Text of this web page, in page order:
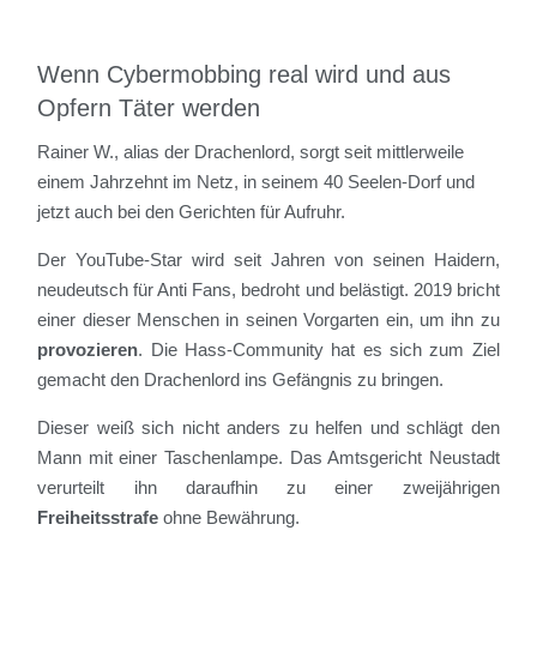
Wenn Cybermobbing real wird und aus
Opfern Täter werden
Rainer W., alias der Drachenlord, sorgt seit mittlerweile
einem Jahrzehnt im Netz, in seinem 40 Seelen-Dorf und
jetzt auch bei den Gerichten für Aufruhr.
Der YouTube-Star wird seit Jahren von seinen Haidern,
neudeutsch für Anti Fans, bedroht und belästigt. 2019 bricht
einer dieser Menschen in seinen Vorgarten ein, um ihn zu
provozieren. Die Hass-Community hat es sich zum Ziel
gemacht den Drachenlord ins Gefängnis zu bringen.
Dieser weiß sich nicht anders zu helfen und schlägt den
Mann mit einer Taschenlampe. Das Amtsgericht Neustadt
verurteilt ihn daraufhin zu einer zweijährigen
Freiheitsstrafe ohne Bewährung.